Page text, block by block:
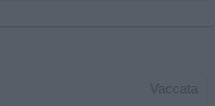
Vaccata